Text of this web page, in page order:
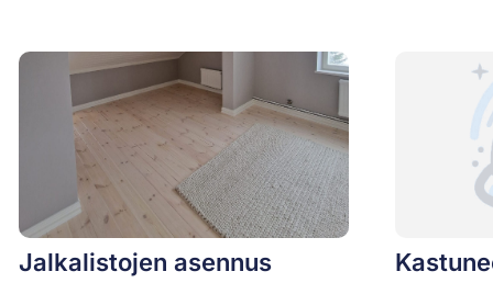
Jalkalistojen asennus